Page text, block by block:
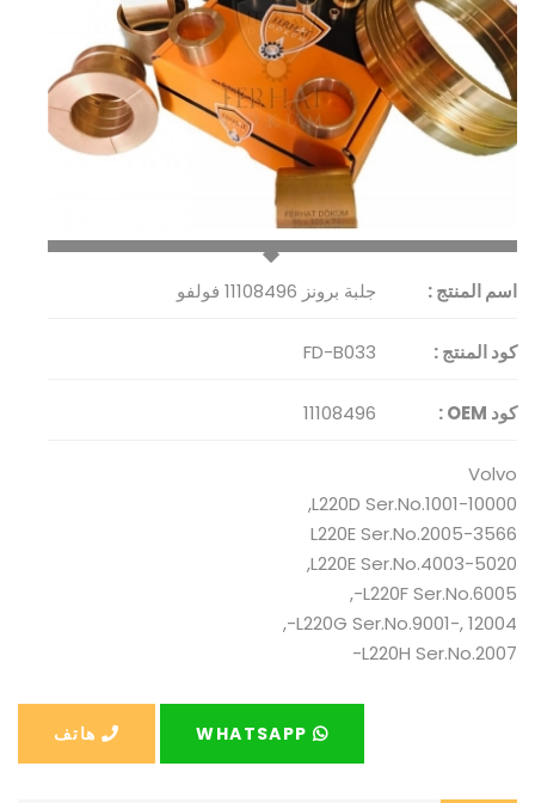
اسم المنتج : جلبة برونز 11108496 فولفو
كود المنتج : FD-B033
كود OEM : 11108496
Volvo
L220D Ser.No.1001-10000,
L220E Ser.No.2005-3566
L220E Ser.No.4003-5020,
L220F Ser.No.6005-,
L220G Ser.No.9001-, 12004-,
L220H Ser.No.2007-
WHATSAPP هاتف